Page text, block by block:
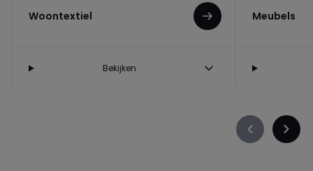
Woontextiel
Bekijken
Meubels
Précédent